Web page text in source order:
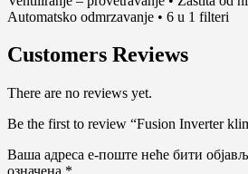
Automatsko odmrzavanje • 6 u 1 filteri
Customers Reviews
There are no reviews yet.
Be the first to review “Fusion Inverter
Ваша адреса е-поште неће бити